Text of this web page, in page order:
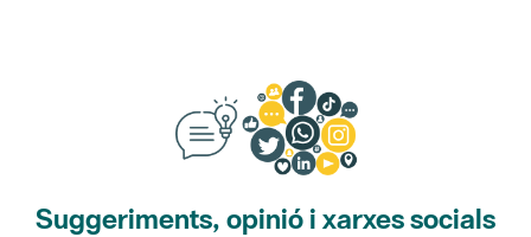
Suggeriments, opinió i xarxes socials